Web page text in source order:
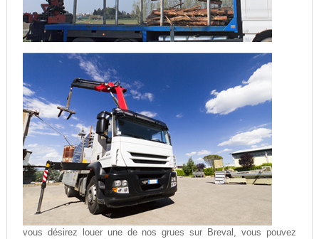
vous désirez louer une de nos grues sur Breval, vous pouvez